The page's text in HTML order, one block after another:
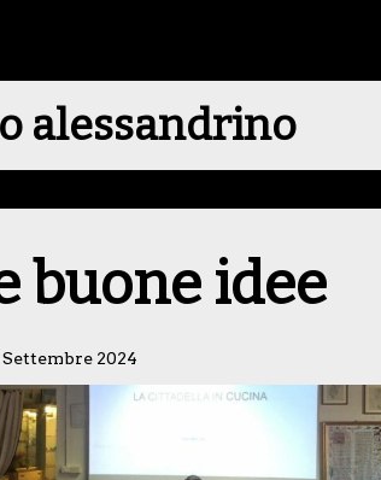
alessandrino
buone idee
Settembre 2024